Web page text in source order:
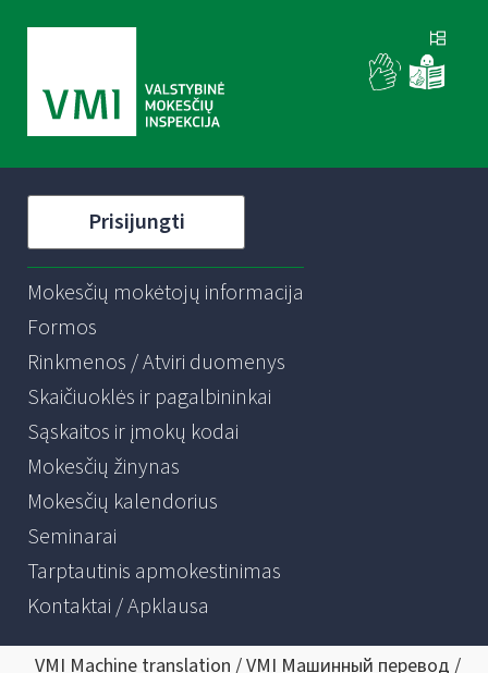
Prisijungti
Mokesčių mokėtojų informacija
Formos
Rinkmenos / Atviri duomenys
Skaičiuoklės ir pagalbininkai
Sąskaitos ir įmokų kodai
Mokesčių žinynas
Mokesčių kalendorius
Seminarai
Tarptautinis apmokestinimas
Kontaktai / Apklausa
VMI Machine translation / VMI Машинный перевод /